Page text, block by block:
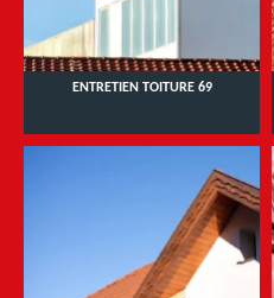
ENTRETIEN TOITURE 69